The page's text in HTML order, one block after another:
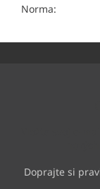
Norma: